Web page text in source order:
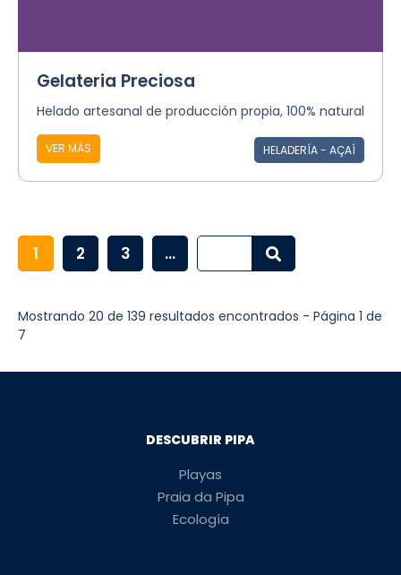
Gelateria Preciosa
Helado artesanal de producción propia, 100% natural
VER MÁS HELADERÍA - AÇAÍ
1 2 3 ...
Mostrando 20 de 139 resultados encontrados - Página 1 de
7
DESCUBRIR PIPA
Playas
Praia da Pipa
Ecología